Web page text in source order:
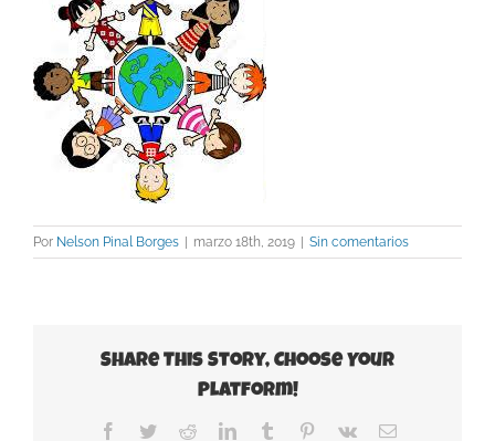
Por Nelson Pinal Borges | marzo 18th, 2019 | Sin comentarios
Share This Story, Choose Your
Platform!
Facebook
TwitterRedditLinkedInTumblr Pinterest
Vk
Correo